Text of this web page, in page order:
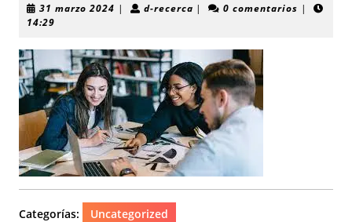
31 marzo 2024 31| d-recercad-| 0 comentarios |
14:29
Categorías: Uncategorized